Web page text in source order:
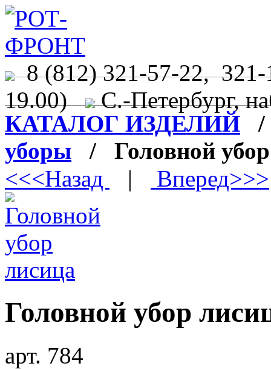
8 (812) 321-57-22,
19.00) С.-Петербург,
КАТАЛОГ ИЗДЕЛИЙ
уборы / Головной
<<<Назад
| Вперед>>>
Головной убор
арт. 784